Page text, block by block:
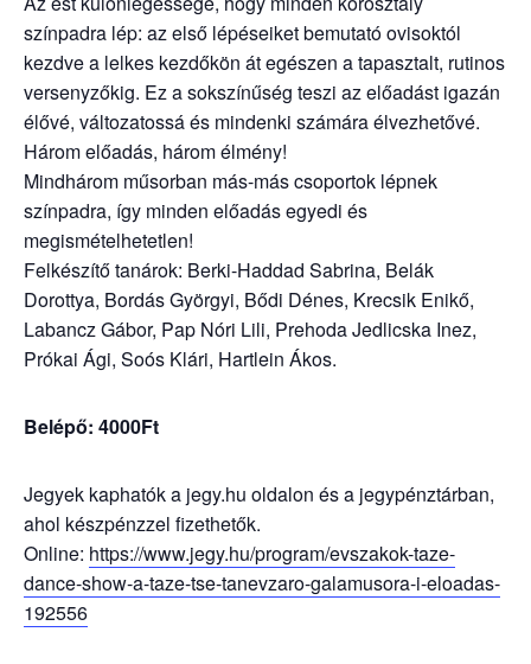
színpadra lép: az első lépéseiket bemutató ovisoktól
kezdve a lelkes kezdőkön át egészen a tapasztalt, rutinos
versenyzőkig. Ez a sokszínűség teszi az előadást igazán
élővé, változatossá és mindenki számára élvezhetővé.
Három előadás, három élmény!
Mindhárom műsorban más-más csoportok lépnek
színpadra, így minden előadás egyedi és
megismételhetetlen!
Felkészítő tanárok: Berki-Haddad Sabrina, Belák
Dorottya, Bordás Györgyi, Bődi Dénes, Krecsik Enikő,
Labancz Gábor, Pap Nóri Lili, Prehoda Jedlicska Inez,
Prókai Ági, Soós Klári, Hartlein Ákos.
Belépő: 4000Ft
Jegyek kaphatók a jegy.hu oldalon és a jegypénztárban,
ahol készpénzzel fizethetők.
Online: https://www.jegy.hu/program/evszakok-taze-
dance-show-a-taze-tse-tanevzaro-galamusora-i-eloadas-
192556